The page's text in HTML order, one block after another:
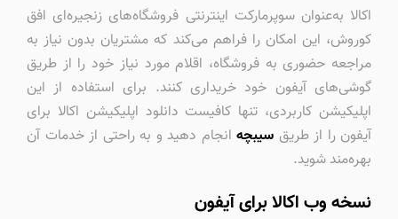
اکالا به‌عنوان سوپرمارکت اینترنتی فروشگاه‌های زنجیره‌ای افق
کوروش، این امکان را فراهم می‌کند که مشتریان بدون نیاز به
مراجعه حضوری به فروشگاه، اقلام مورد نیاز خود را از طریق
گوشی‌های آیفون خود خریداری کنند. برای استفاده از این
اپلیکیشن کاربردی، تنها کافیست دانلود اپلیکیشن اکالا برای
آیفون را از طریق سیبچه انجام دهید و به راحتی از خدمات آن
بهره‌مند شوید.
نسخه وب اکالا برای آیفون